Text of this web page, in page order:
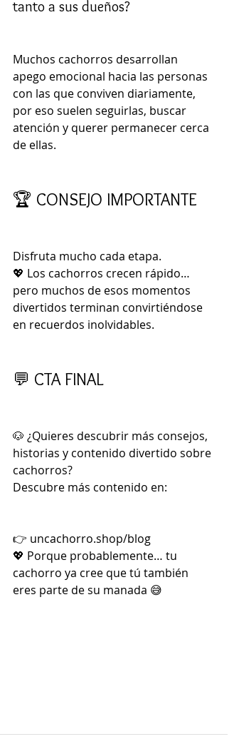
tanto a sus dueños?
Muchos cachorros desarrollan
apego emocional hacia las personas
con las que conviven diariamente,
por eso suelen seguirlas, buscar
atención y querer permanecer cerca
de ellas.
🏆 CONSEJO IMPORTANTE
Disfruta mucho cada etapa.
💖 Los cachorros crecen rápido…
pero muchos de esos momentos
divertidos terminan convirtiéndose
en recuerdos inolvidables.
💬 CTA FINAL
🐶 ¿Quieres descubrir más consejos,
historias y contenido divertido sobre
cachorros?
Descubre más contenido en:
👉 uncachorro.shop/blog
💖 Porque probablemente… tu
cachorro ya cree que tú también
eres parte de su manada 😅